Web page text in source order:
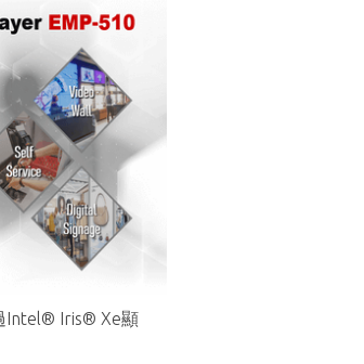
Intel® Iris® Xe顯